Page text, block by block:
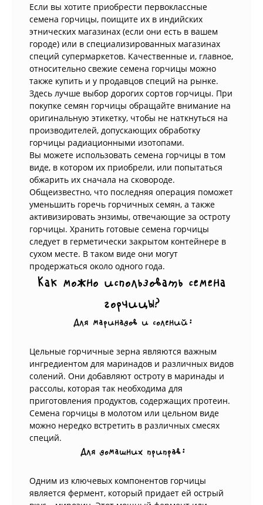
Если вы хотите приобрести первоклассные
семена горчицы, поищите их в индийских
этнических магазинах (если они есть в вашем
городе) или в специализированных магазинах
специй супермаркетов. Качественные и, главное,
относительно свежие семена горчицы можно
также купить и у продавцов специй на рынке.
Здесь лучше выбор дорогих сортов горчицы. При
покупке семян горчицы обращайте внимание на
оригинальную этикетку, чтобы не наткнуться на
производителей, допускающих обработку
горчицы радиационными изотопами.
Вы можете использовать семена горчицы в том
виде, в котором их приобрели, или попытаться
обжарить их сначала на сковороде.
Общеизвестно, что последняя операция поможет
уменьшить горечь горчичных семян, а также
активизировать энзимы, отвечающие за остроту
горчицы. Хранить готовые семена горчицы
следует в герметически закрытом контейнере в
сухом месте. В таком виде они могут
продержаться около одного года.
Как можно использовать семена
горчицы?
Для маринадов и солений:
Цельные горчичные зерна являются важным
ингредиентом для маринадов и различных видов
солений. Они добавляют остроту в маринады и
рассолы, которая так необходима для
приготовления продуктов, содержащих протеин.
Семена горчицы в молотом или цельном виде
можно нередко встретить в различных смесях
специй.
Для домашних приправ:
Одним из ключевых компонентов горчицы
является фермент, который придает ей острый